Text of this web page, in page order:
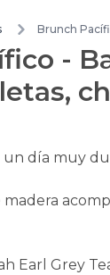
Brunch
-
un día muy
madera
Earl Grey